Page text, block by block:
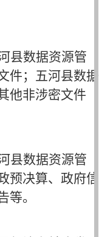
县数据资源管
件；五河县数据
他非涉密文件
县数据资源管
预决算、政府信
等。